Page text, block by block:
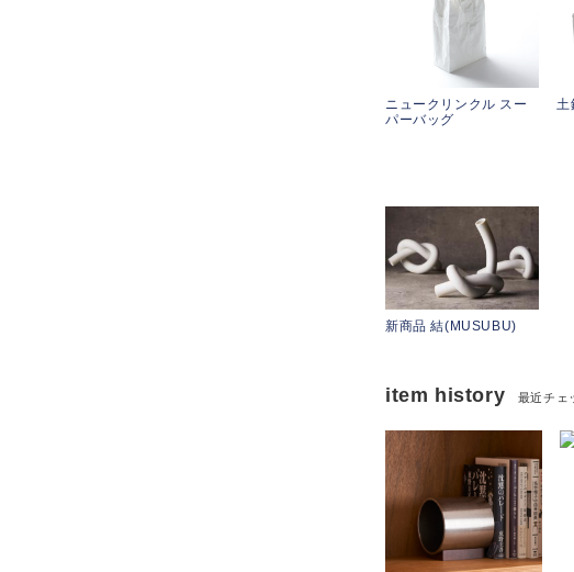
ニュークリンクル スー
パーバッグ
土
新商品 結(MUSUBU)
item history 最近チェ